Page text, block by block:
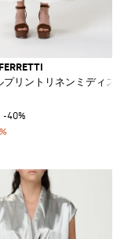
プリントリネンミディス
-40%